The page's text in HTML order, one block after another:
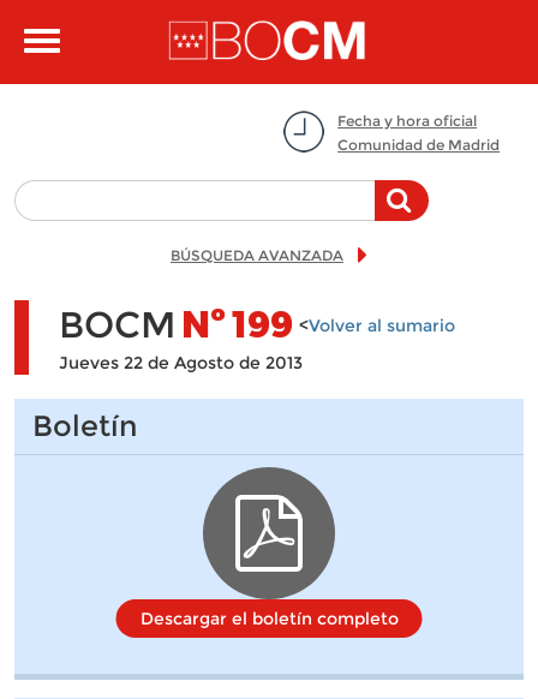
Toggle
Fecha y hora oficial
Comunidad de Madrid
BÚSQUEDA AVANZADA
BOCM Nº199 <Volver al sumario
Jueves 22 de Agosto de 2013
Boletín
Descargar el boletín completo